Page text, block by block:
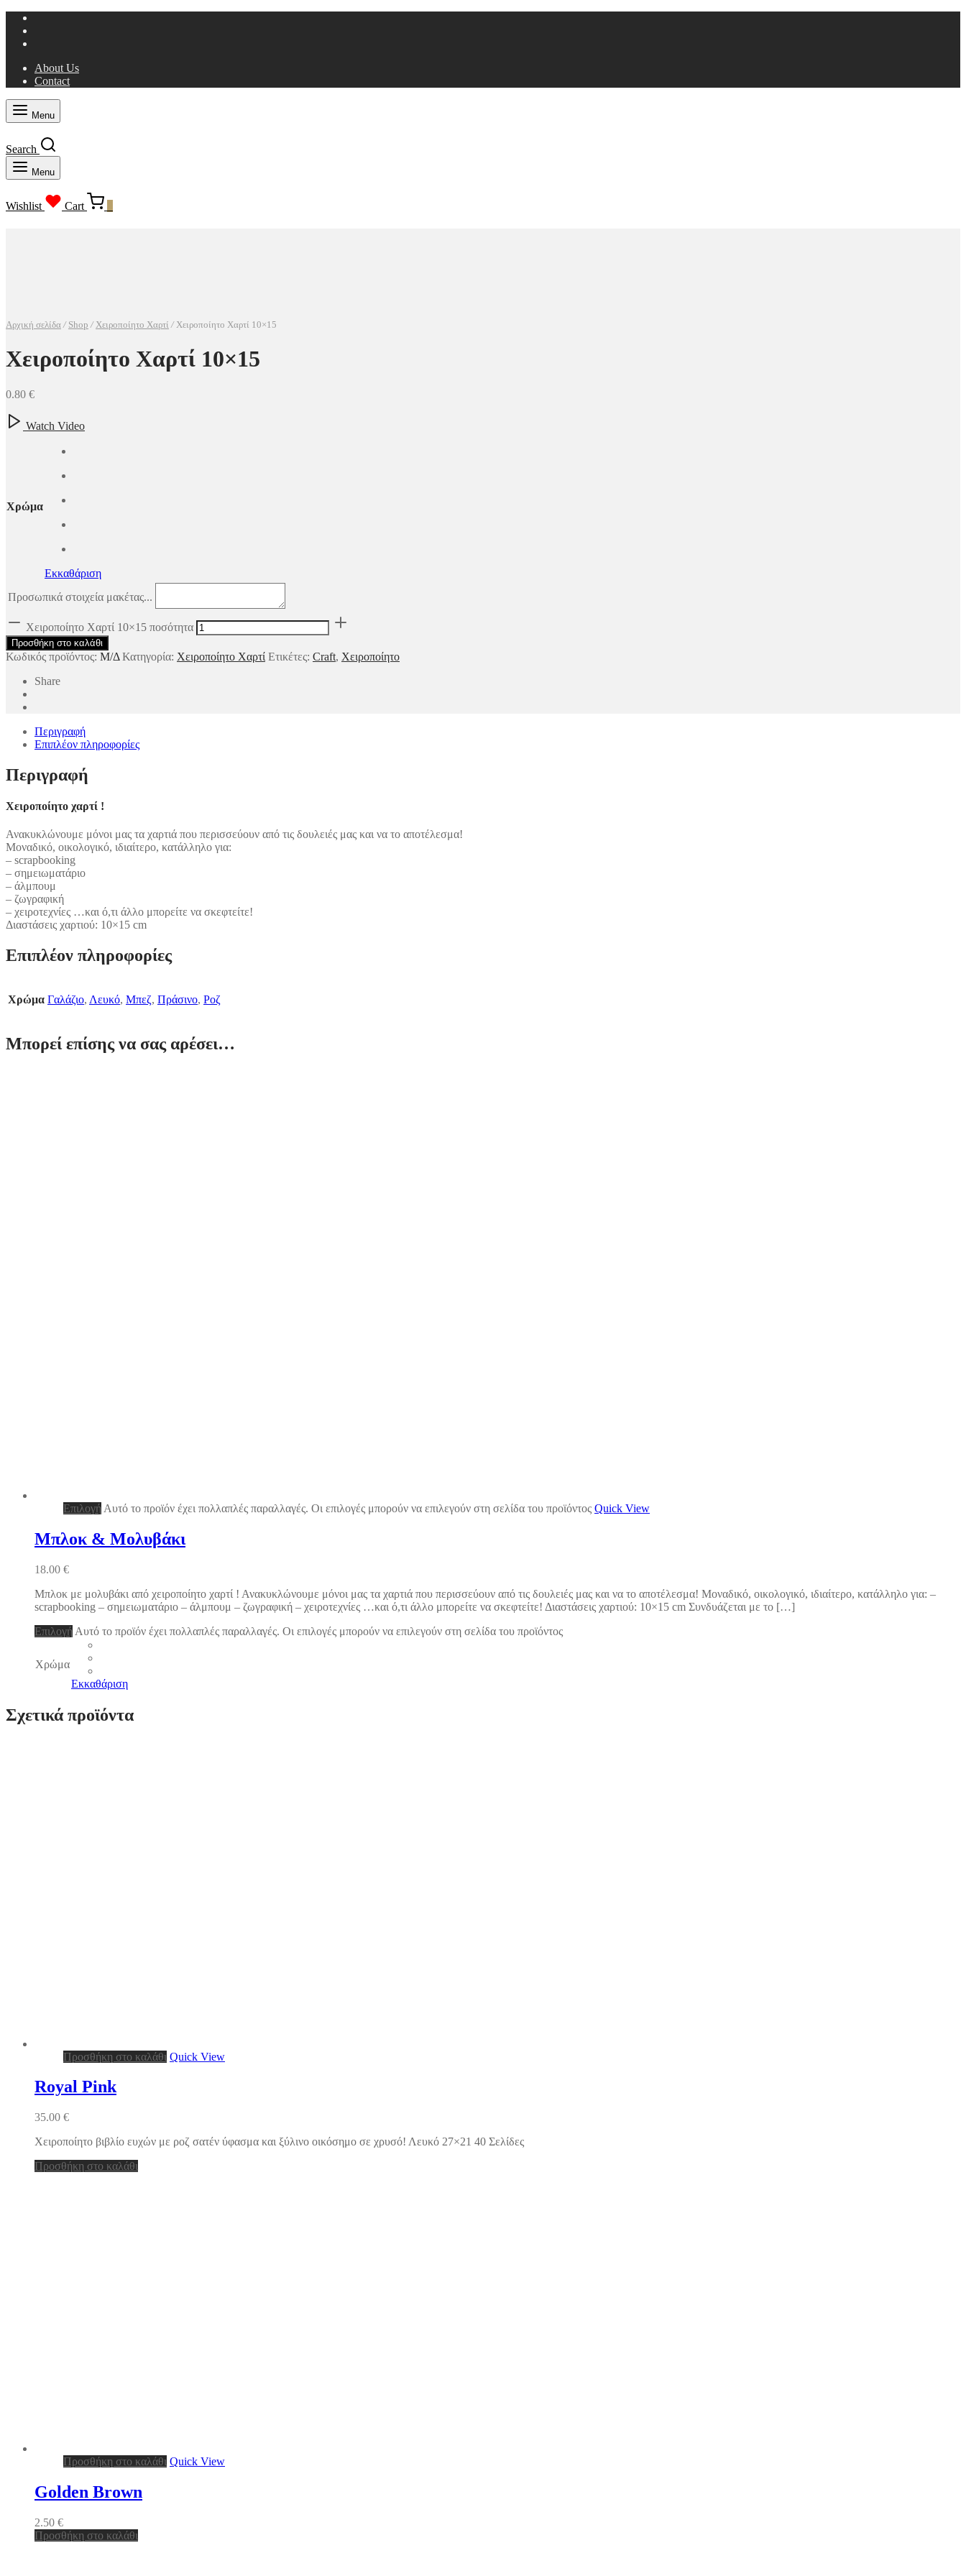
About Us
Contact
Menu
Search
Menu
Wishlist Cart
Αρχική σελίδα / Shop / Χειροποίητο Χαρτί /Χειροποίητο Χαρτί 10×15
Χειροποίητο Χαρτί 10×15
0.80 €
Watch Video
Χρώμα
Εκκαθάριση
Προσωπικά στοιχεία μακέτας...
Χειροποίητο Χαρτί 10×15 ποσότητα
Προσθήκη στο καλάθι
Κωδικός προϊόντος: Μ/Δ Κατηγορία: Χειροποίητο Χαρτί Ετικέτες: Craft, Χειροποίητο
Share
Περιγραφή
Επιπλέον πληροφορίες
Περιγραφή
Χειροποίητο χαρτί !
Ανακυκλώνουμε μόνοι μας τα χαρτιά που περισσεύουν από τις δουλειές μας και να το αποτέλεσμα!
Μοναδικό, οικολογικό, ιδιαίτερο, κατάλληλο για:
– scrapbooking
– σημειωματάριο
– άλμπουμ
– ζωγραφική
– χειροτεχνίες …και ό,τι άλλο μπορείτε να σκεφτείτε!
Διαστάσεις χαρτιού: 10×15 cm
Επιπλέον πληροφορίες
Χρώμα Γαλάζιο, Λευκό, Μπεζ, Πράσινο, Ροζ
Μπορεί επίσης να σας αρέσει…
Επιλογή Αυτό το προϊόν έχει πολλαπλές παραλλαγές. Οι επιλογές μπορούν να επιλεγούν στη σελίδα του προϊόντος Quick View
Μπλοκ & Μολυβάκι
18.00 €
Μπλοκ με μολυβάκι από χειροποίητο χαρτί ! Ανακυκλώνουμε μόνοι μας τα χαρτιά που περισσεύουν από τις δουλειές μας και να το αποτέλεσμα! Μοναδικό, οικολογικό, ιδιαίτερο, κατάλληλο για: –
scrapbooking – σημειωματάριο – άλμπουμ – ζωγραφική – χειροτεχνίες …και ό,τι άλλο μπορείτε να σκεφτείτε! Διαστάσεις χαρτιού: 10×15 cm Συνδυάζεται με το […]
Επιλογή Αυτό το προϊόν έχει πολλαπλές παραλλαγές. Οι επιλογές μπορούν να επιλεγούν στη σελίδα του προϊόντος
Χρώμα
Εκκαθάριση
Σχετικά προϊόντα
Προσθήκη στο καλάθι Quick View
Royal Pink
35.00 €
Χειροποίητο βιβλίο ευχών με ροζ σατέν ύφασμα και ξύλινο οικόσημο σε χρυσό! Λευκό 27×21 40 Σελίδες
Προσθήκη στο καλάθι
Προσθήκη στο καλάθι Quick View
Golden Brown
2.50 €
Προσθήκη στο καλάθι